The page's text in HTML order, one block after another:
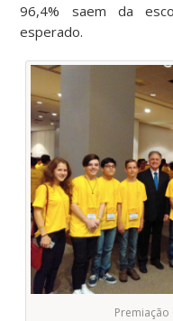
96,4% saem da
esperado.
Premiação